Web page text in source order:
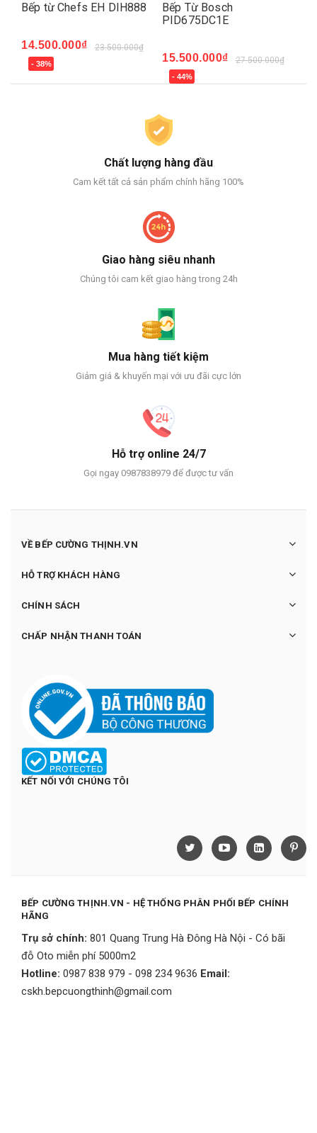
Bếp từ Chefs EH DIH888
14.500.000₫ 23.500.000₫
- 38%
Bếp Từ Bosch
PID675DC1E
15.500.000₫ 27.500.000₫
- 44%
Chất lượng hàng đầu
Cam kết tất cả sản phẩm chính hãng 100%
Giao hàng siêu nhanh
Chúng tôi cam kết giao hàng trong 24h
Mua hàng tiết kiệm
Giảm giá & khuyến mại với ưu đãi cực lớn
Hỗ trợ online 24/7
Gọi ngay 0987838979 để được tư vấn
VỀ BẾP CƯỜNG THỊNH.VN
HỖ TRỢ KHÁCH HÀNG
CHÍNH SÁCH
CHẤP NHẬN THANH TOÁN
KẾT NỐI VỚI CHÚNG TÔI
BẾP CƯỜNG THỊNH.VN - HỆ THỐNG PHÂN PHỐI BẾP CHÍNH
HÃNG
Trụ sở chính: 801 Quang Trung Hà Đông Hà Nội - Có bãi
đỗ Oto miễn phí 5000m2
Hotline: 0987 838 979 - 098 234 9636 Email:
cskh.bepcuongthinh@gmail.com